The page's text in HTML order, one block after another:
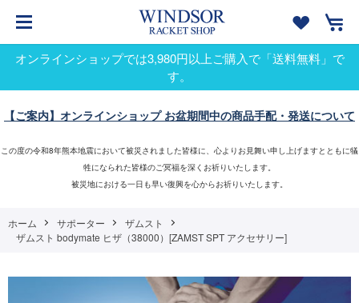
オンラインショップでは3,980円以上ご購入で「送料無料」で
す。
【ご案内】オンラインショップ お盆期間中の商品手配・発送について
この度の令和8年熊本地震において被災されました皆様に、心よりお見舞い申し上げますとともに犠
牲になられた皆様のご冥福を深くお祈りいたします。
被災地における一日も早い復興を心からお祈りいたします。
ホーム サポーター
ザムスト
ザムスト bodymate ヒザ（38000）[ZAMST SPT アクセサリー]